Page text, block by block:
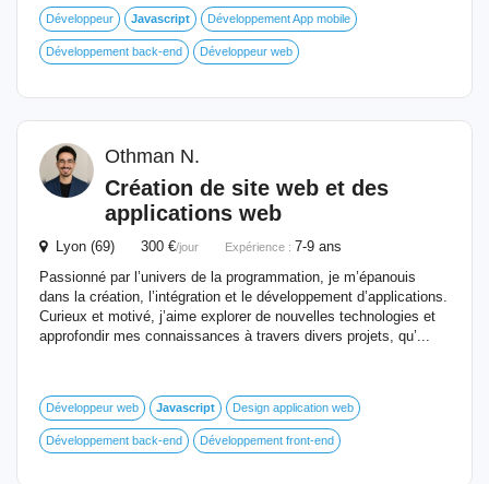
Développeur Javascript Développement App mobile
Développement back-end Développeur web
Othman N.
Création de site web et des
applications web
Lyon (69) 300 €/jour Expérience : 7-9 ans
Passionné par l’univers de la programmation, je m’épanouis
dans la création, l’intégration et le développement d’applications.
Curieux et motivé, j’aime explorer de nouvelles technologies et
approfondir mes connaissances à travers divers projets, qu’...
Développeur web Javascript Design application web
Développement back-end Développement front-end